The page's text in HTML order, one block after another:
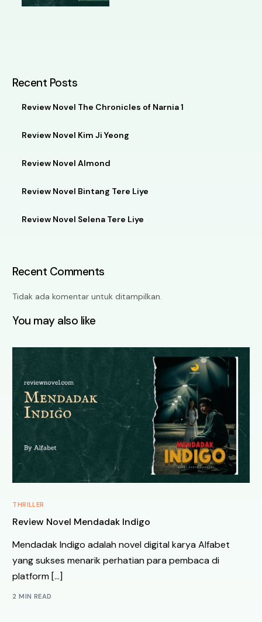
Recent Posts
Review Novel The Chronicles of Narnia 1
Review Novel Kim Ji Yeong
Review Novel Almond
Review Novel Bintang Tere Liye
Review Novel Selena Tere Liye
Recent Comments
Tidak ada komentar untuk ditampilkan.
You may also like
THRILLER
Review Novel Mendadak Indigo
Mendadak Indigo adalah novel digital karya Alfabet
yang sukses menarik perhatian para pembaca di
platform […]
2 MIN READ